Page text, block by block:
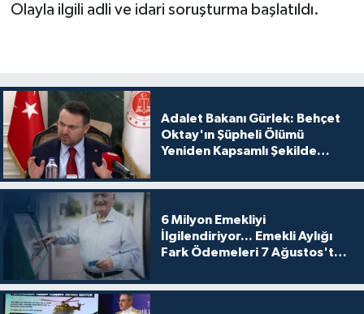
Olayla ilgili adli ve idari soruşturma başlatıldı.
Adalet Bakanı Gürlek: Behçet
Oktay'ın Şüpheli Ölümü
Yeniden Kapsamlı Şekilde
6 Milyon Emekliyi
İlgilendiriyor... Emekli Aylığı
Fark Ödemeleri 7 Ağustos'ta